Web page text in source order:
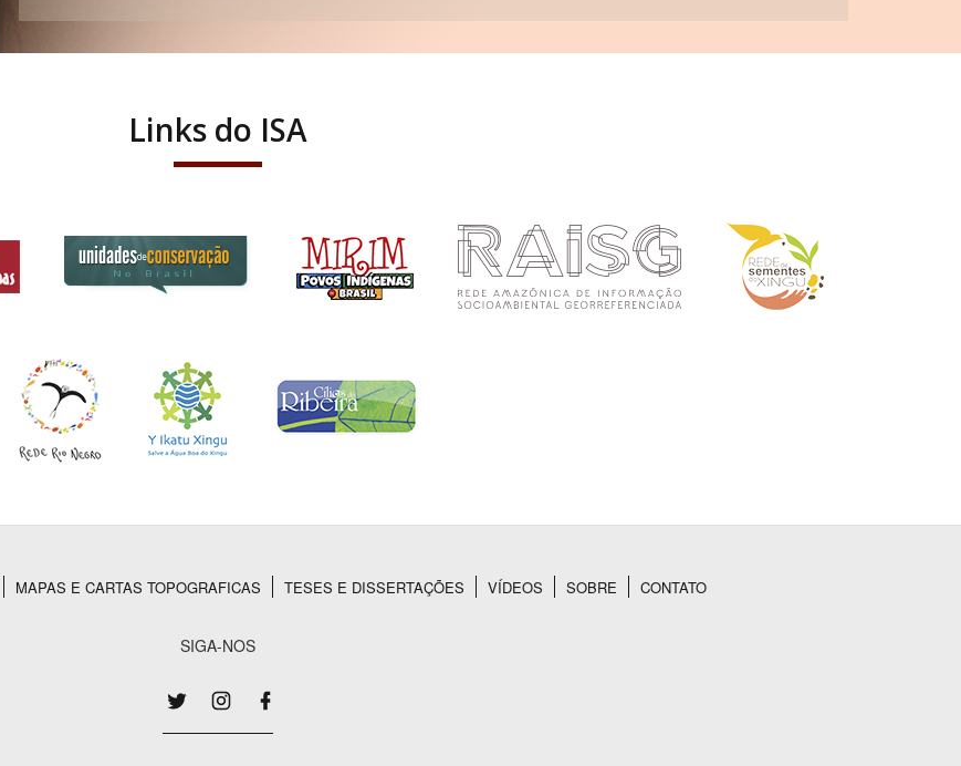
Links do ISA
MAPAS E CARTAS TOPOGRAFICAS TESES E DISSERTAÇÕES VÍDEOS SOBRE CONTATO
SIGA-NOS